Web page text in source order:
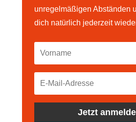
unregelmäßigen Abständen
dich natürlich jederzeit
Jetzt